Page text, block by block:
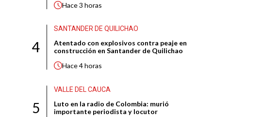
Hace3 horas
4
SANTANDER DE QUILICHAO
Atentado con explosivos contra peaje en
construcción en Santander de Quilichao
Hace4 horas
5
VALLE DEL CAUCA
Luto en la radio de Colombia: murió
importante periodista y locutor